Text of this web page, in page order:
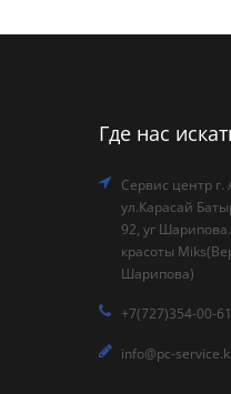
Где нас
Сервис центр г.
ул.Карасай
92, уг
красоты
Шарипова)
+7(727)354-00-
info@pc-